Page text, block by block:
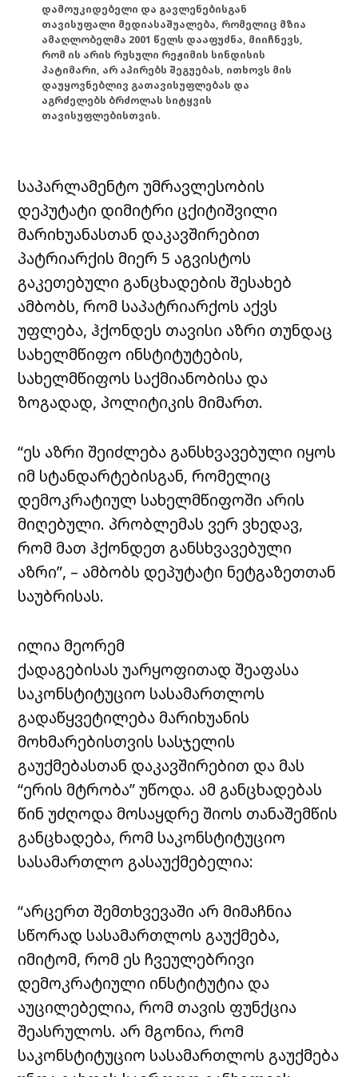
დამოუკიდებელი და გავლენებისგან
თავისუფალი მედიასაშუალება, რომელიც მზია
ამაღლობელმა 2001 წელს დააფუძნა, მიიჩნევს,
რომ ის არის რუსული რეჟიმის სინდისის
პატიმარი, არ აპირებს შეგუებას, ითხოვს მის
დაუყოვნებლივ გათავისუფლებას და
აგრძელებს ბრძოლას სიტყვის
თავისუფლებისთვის.
საპარლამენტო უმრავლესობის
დეპუტატი დიმიტრი ცქიტიშვილი
მარიხუანასთან დაკავშირებით
პატრიარქის მიერ 5 აგვისტოს
გაკეთებული განცხადების შესახებ
ამბობს, რომ საპატრიარქოს აქვს
უფლება, ჰქონდეს თავისი აზრი თუნდაც
სახელმწიფო ინსტიტუტების,
სახელმწიფოს საქმიანობისა და
ზოგადად, პოლიტიკის მიმართ.
“ეს აზრი შეიძლება განსხვავებული იყოს
იმ სტანდარტებისგან, რომელიც
დემოკრატიულ სახელმწიფოში არის
მიღებული. პრობლემას ვერ ვხედავ,
რომ მათ ჰქონდეთ განსხვავებული
აზრი”, – ამბობს დეპუტატი ნეტგაზეთთან
საუბრისას.
ილია მეორემ
ქადაგებისას უარყოფითად შეაფასა
საკონსტიტუციო სასამართლოს
გადაწყვეტილება მარიხუანის
მოხმარებისთვის სასჯელის
გაუქმებასთან დაკავშირებით და მას
“ერის მტრობა” უწოდა. ამ განცხადებას
წინ უძღოდა მოსაყდრე შიოს თანაშემწის
განცხადება, რომ საკონსტიტუციო
სასამართლო გასაუქმებელია:
“არცერთ შემთხვევაში არ მიმაჩნია
სწორად სასამართლოს გაუქმება,
იმიტომ, რომ ეს ჩვეულებრივი
დემოკრატიული ინსტიტუტია და
აუცილებელია, რომ თავის ფუნქცია
შეასრულოს. არ მგონია, რომ
საკონსტიტუციო სასამართლოს გაუქმება